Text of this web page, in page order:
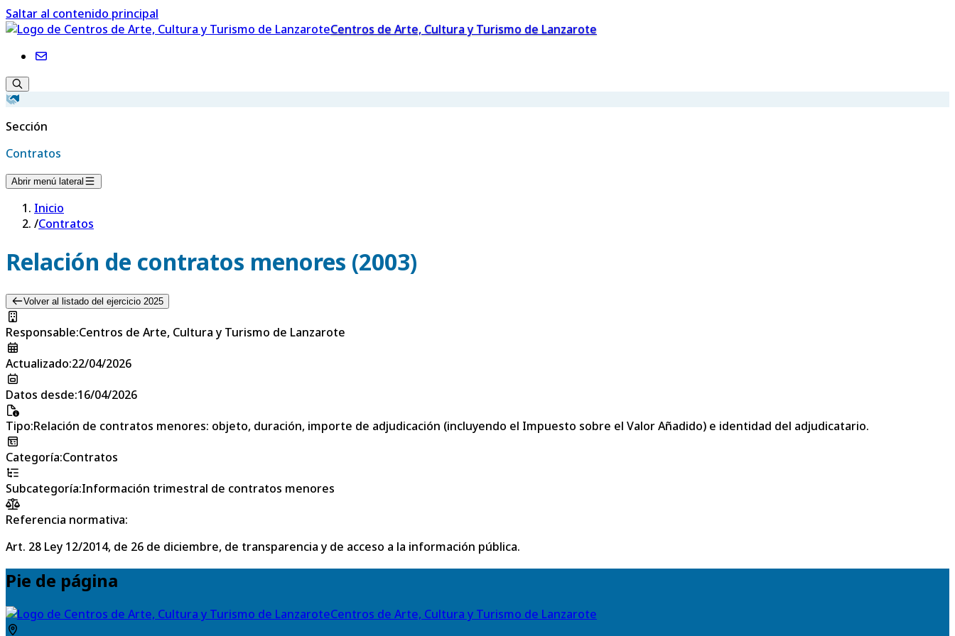
Saltar al contenido principal
Centros de Arte, Cultura y Turismo de Lanzarote
Sección
Contratos
Abrir menú lateral
Inicio
/Contratos
Relación de contratos menores (2003)
Volver al listado del ejercicio 2025
Responsable:Centros de Arte, Cultura y Turismo de Lanzarote
Actualizado:22/04/2026
Datos desde:16/04/2026
Tipo:Relación de contratos menores: objeto, duración, importe de adjudicación (incluyendo el Impuesto sobre el Valor Añadido) e identidad del adjudicatario.
Categoría:Contratos
Subcategoría:Información trimestral de contratos menores
Referencia normativa:
Art. 28 Ley 12/2014, de 26 de diciembre, de transparencia y de acceso a la información pública.
Pie de página
Centros de Arte, Cultura y Turismo de Lanzarote